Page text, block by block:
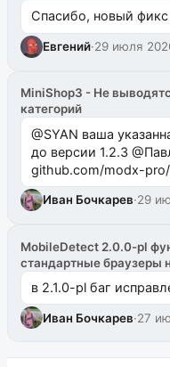
Спасибо, новый фикс
Евгений·29 июля
MiniShop3 - Не
категорий
@SYAN ваша
до версии 1.2.3
github.com/modx-
github.com/modx-
в б...
Иван Бочкарев·29
MobileDetect 2.0.0-pl
стандартные браузеры
в 2.1.0-pl баг
Иван Бочкарев·27